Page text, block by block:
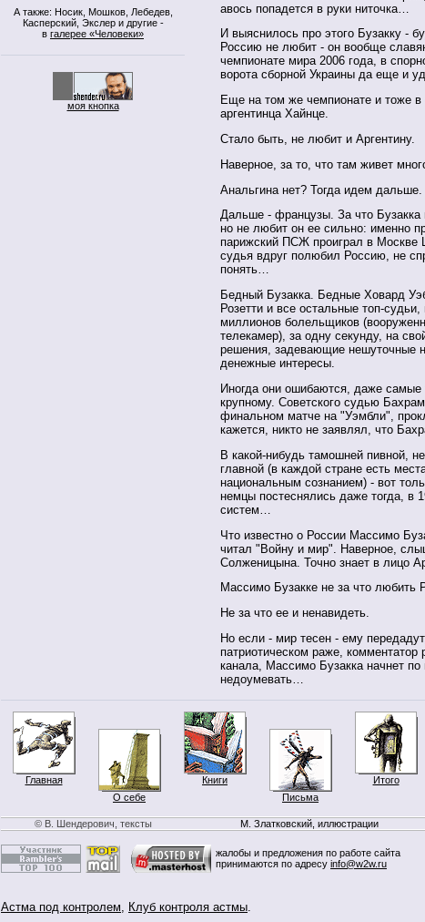
А также: Носик, Мошков, Лебедев,
Касперский, Экслер и другие -
в галерее «Человеки»
моя кнопка
авось попадется в руки ниточка…
И выяснилось про этого Бузакку -
Россию не любит - он вообще
чемпионате мира 2006 года, в
ворота сборной Украины да еще и
Еще на том же чемпионате и тоже в
аргентинца Хайнце.
Стало быть, не любит и Аргентину.
Наверное, за то, что там живет
Анальгина нет? Тогда идем дальше.
Дальше - французы. За что
но не любит он ее сильно: именно
парижский ПСЖ проиграл в
судья вдруг полюбил Россию, не
понять…
Бедный Бузакка. Бедные Ховард
Розетти и все остальные топ-
миллионов болельщиков
телекамер), за одну секунду, на
решения, задевающие нешуточные
денежные интересы.
Иногда они ошибаются, даже
крупному. Советского судью
финальном матче на "Уэмбли",
кажется, никто не заявлял, что
В какой-нибудь тамошней пивной,
главной (в каждой стране есть
национальным сознанием) - вот
немцы постеснялись даже тогда, в
систем…
Что известно о России Массимо
читал "Войну и мир". Наверное,
Солженицына. Точно знает в лицо
Массимо Бузакке не за что любить
Не за что ее и ненавидеть.
Но если - мир тесен - ему
патриотическом раже, комментатор
канала, Массимо Бузакка начнет
недоумевать…
Главная
О себе
Книги
Письма
Итого
© В. Шендерович, тексты М. Златковский, иллюстрации
жалобы и предложения по работе сайта
принимаются по адресу info@w2w.ru
Астма под контролем, Клуб контроля астмы.